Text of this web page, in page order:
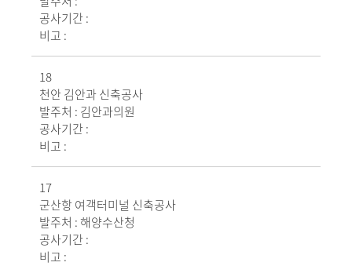
공사기간 :
비고 :
18
천안 김안과 신축공사
발주처 : 김안과의원
공사기간 :
비고 :
17
군산항 여객터미널 신축공사
발주처 :해양수산청
공사기간 :
비고 :